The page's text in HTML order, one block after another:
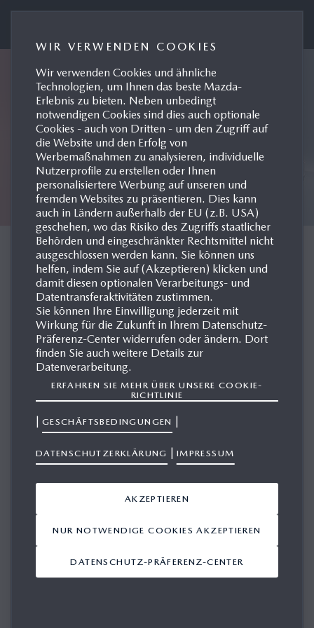
KONZEPTFAHRZEUGE
MAZDA ICONIC SP
MEDIENGALERIE
Ergebnisse anzeigen 1-10 von 45
compact sports car
WIR VERWENDEN COOKIES
Wir verwenden Cookies und ähnliche
Technologien, um Ihnen das beste Mazda-
Erlebnis zu bieten. Neben unbedingt
notwendigen Cookies sind dies auch optionale
Cookies - auch von Dritten - um den Zugriff auf
die Website und den Erfolg von
Werbemaßnahmen zu analysieren, individuelle
Nutzerprofile zu erstellen oder Ihnen
personalisiertere Werbung auf unseren und
fremden Websites zu präsentieren. Dies kann
auch in Ländern außerhalb der EU (z.B. USA)
geschehen, wo das Risiko des Zugriffs staatlicher
Behörden und eingeschränkter Rechtsmittel nicht
ausgeschlossen werden kann. Sie können uns
helfen, indem Sie auf (Akzeptieren) klicken und
damit diesen optionalen Verarbeitungs- und
Datentransferaktivitäten zustimmen.
Sie können Ihre Einwilligung jederzeit mit
Wirkung für die Zukunft in Ihrem Datenschutz-
Präferenz-Center widerrufen oder ändern. Dort
finden Sie auch weitere Details zur
Datenverarbeitung.
ERFAHREN SIE MEHR ÜBER UNSERE COOKIE-
RICHTLINIE
| GESCHÄFTSBEDINGUNGEN |
DATENSCHUTZERKLÄRUNG | IMPRESSUM
DATENSCHUTZ-PRÄFERENZ-CENTER
NUR NOTWENDIGE COOKIES AKZEPTIEREN
AKZEPTIEREN